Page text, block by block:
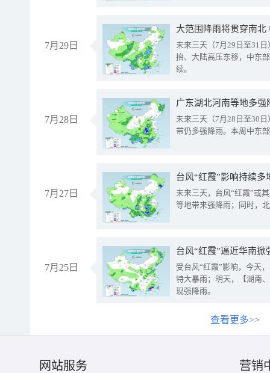
7月29日
大范围降雨将贯穿南
未来三天（7月29日至31
抬、大陆高压东移，中东
续。
7月28日
广东湖北河南等地多
未来三天（7月28日至30
带仍多强降雨。本周中东
7月27日
台风“红霞”影响持续
未来三天，台风“红霞”或
等地带来强降雨；同时，
7月25日
台风“红霞”逼近华南
受台风“红霞”影响，今天
特大暴雨；明天，【湖南
现强降雨。
查看更多>>
网站服务 营销